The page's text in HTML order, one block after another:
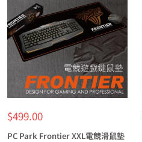
特
價
$499.00
PC Park Frontier XXL電競滑鼠墊